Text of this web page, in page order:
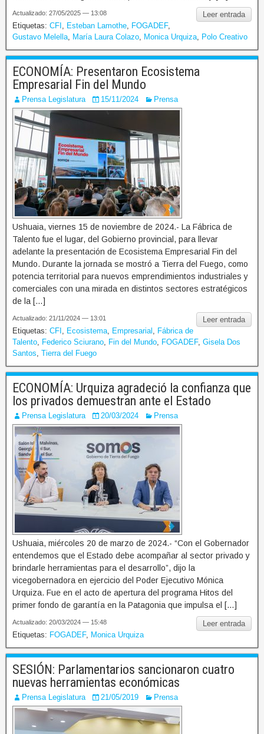
Leer entrada
Actualizado: 27/05/2025 — 13:08
Etiquetas: CFI Esteban Lamothe FOGADEF,
Gustavo Melella
María Laura Colazo Monica Urquiza Polo Creativo
ECONOMÍA: Presentaron Ecosistema
Empresarial Fin del Mundo
Prensa Legislatura 15/11/2024 Prensa
Ushuaia, viernes 15 de noviembre de 2024.- La Fábrica de
Talento fue el lugar, del Gobierno provincial, para llevar
adelante la presentación de Ecosistema Empresarial Fin del
Mundo. Durante la jornada se mostró a Tierra del Fuego, como
potencia territorial para nuevos emprendimientos industriales y
comerciales con una mirada en distintos sectores estratégicos
de la […]
Leer entrada
Actualizado: 21/11/2024 — 13:01
Etiquetas: CFI Ecosistema Empresarial
Fábrica de
Talento
Federico Sciurano Fin del Mundo FOGADEF, Gisela Dos
Santos Tierra del Fuego
ECONOMÍA: Urquiza agradeció la confianza que
los privados demuestran ante el Estado
Prensa Legislatura 20/03/2024 Prensa
Ushuaia, miércoles 20 de marzo de 2024.- “Con el Gobernador
entendemos que el Estado debe acompañar al sector privado y
brindarle herramientas para el desarrollo”, dijo la
vicegobernadora en ejercicio del Poder Ejecutivo Mónica
Urquiza. Fue en el acto de apertura del programa Hitos del
primer fondo de garantía en la Patagonia que impulsa el […]
Leer entrada
Actualizado: 20/03/2024 — 15:48
Etiquetas: FOGADEF, Monica Urquiza
SESIÓN: Parlamentarios sancionaron cuatro
nuevas herramientas económicas
Prensa Legislatura 21/05/2019 Prensa